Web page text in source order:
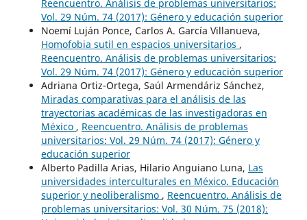
Reencuentro. Análisis de problemas universitarios:
Vol. 29 Núm. 74 (2017): Género y educación superior
Noemí Luján Ponce, Carlos A. García Villanueva,
Homofobia sutil en espacios universitarios ,
Reencuentro. Análisis de problemas universitarios:
Vol. 29 Núm. 74 (2017): Género y educación superior
Adriana Ortiz-Ortega, Saúl Armendáriz Sánchez,
Miradas comparativas para el análisis de las
trayectorias académicas de las investigadoras en
México , Reencuentro. Análisis de problemas
universitarios: Vol. 29 Núm. 74 (2017): Género y
educación superior
Alberto Padilla Arias, Hilario Anguiano Luna, Las
universidades interculturales en México. Educación
superior y neoliberalismo , Reencuentro. Análisis de
problemas universitarios: Vol. 30 Núm. 75 (2018):